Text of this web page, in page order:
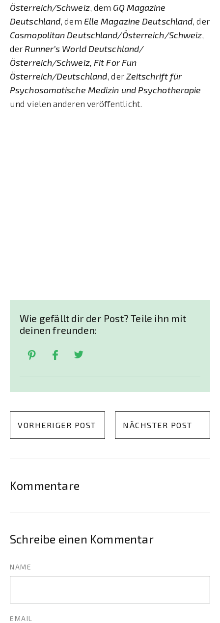
Österreich/Schweiz, dem GQ Magazine
Deutschland, dem Elle Magazine Deutschland, der
Cosmopolitan Deutschland/Österreich/Schweiz,
der Runner’s World Deutschland/
Österreich/Schweiz, Fit For Fun
Österreich/Deutschland, derZeitschrift für
Psychosomatische Medizin und Psychotherapie
und vielen anderen veröffentlicht.
Wie gefällt dir der Post? Teile ihn mit
deinen freunden:
VORHERIGER POST NÄCHSTER POST
Kommentare
Schreibe einen Kommentar
NAME
EMAIL